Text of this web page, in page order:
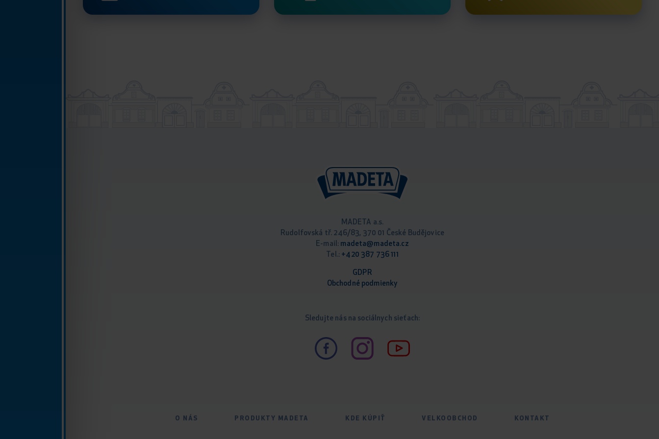
MADETA a.s.
Rudolfovská tř. 246/83, 370 01 České Budějovice
E-mail: madeta@madeta.cz
Tel.: +420 387 736 111
GDPR
Obchodné podm ienky
Sledujte nás na sociálnych sieťach:
O NÁS PRODUKTY MADETA KDE KÚPIŤ VELKOOBCHOD KONTAKT